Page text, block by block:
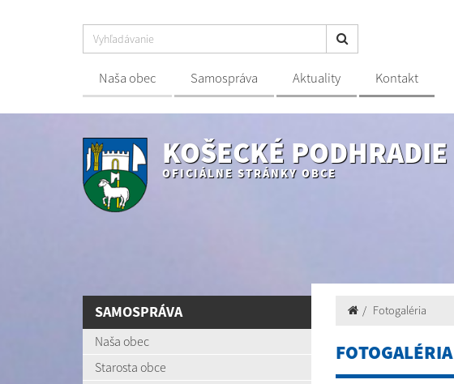
Naša obec Samospráva Aktuality Kontakt
KOŠECKÉ PODHRADIE
OFICIÁLNE STRÁNKY OBCE
SAMOSPRÁVA
Naša obec
Starosta obce
Fotogaléria
FOTOGALÉRIA